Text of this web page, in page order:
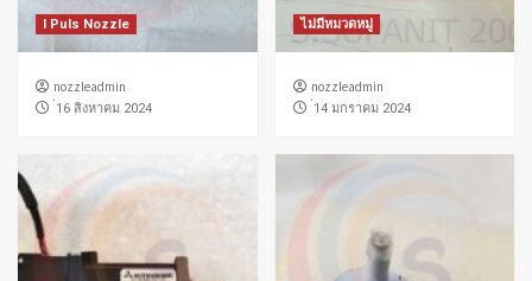
I Puls Nozzle
nozzleadmin
่16 สิงหาคม 2024
ไม่มีหมวดหมู่
nozzleadmin
่14 มกราคม 2024